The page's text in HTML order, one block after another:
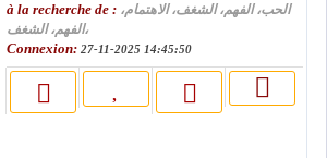
à la recherche de : الحب، الفهم، الشغف، الاهتمام،
الفهم، الشغف،
Connexion: 27-11-2025 14:45:50